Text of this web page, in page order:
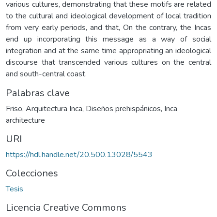
various cultures, demonstrating that these motifs are related
to the cultural and ideological development of local tradition
from very early periods, and that, On the contrary, the Incas
end up incorporating this message as a way of social
integration and at the same time appropriating an ideological
discourse that transcended various cultures on the central
and south-central coast.
Palabras clave
Friso, Arquitectura Inca, Diseños prehispánicos, Inca
architecture
URI
https://hdl.handle.net/20.500.13028/5543
Colecciones
Tesis
Licencia Creative Commons